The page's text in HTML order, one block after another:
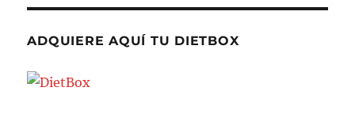
ADQUIERE AQUÍ TU DIETBOX